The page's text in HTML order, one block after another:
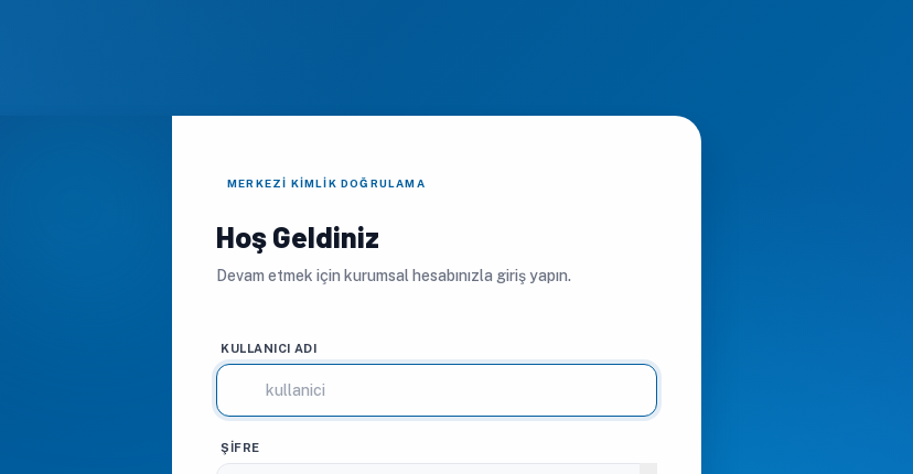
MERKEZI KIMLIK DOĞRULAMA
Hoş Geldiniz
Devam etmek için kurumsal hesabınızla giriş yapın.
KULLANICI ADI
ŞIFRE